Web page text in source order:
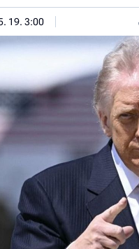
19. 3:00